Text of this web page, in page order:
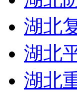
湖北
湖北
湖北